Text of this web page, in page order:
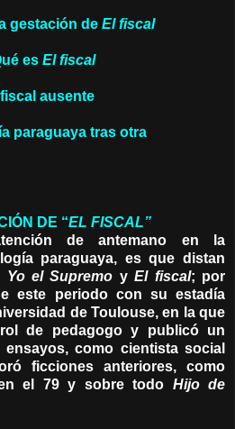
gestación de El fiscal
es El fiscal
ausente
paraguaya tras otra
DE “EL FISCAL”
de antemano en la
paraguaya, es que distan
Yo el Supremo yEl fiscal; por
este periodo con su estadía
de Toulouse, en la que
de pedagogo y publicó un
como cientista social
ficciones anteriores, como
el 79 y sobre todo Hijo de